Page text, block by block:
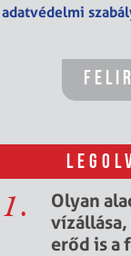
adatvédelmi
1.
Olyan
vízállása,
erőd is a